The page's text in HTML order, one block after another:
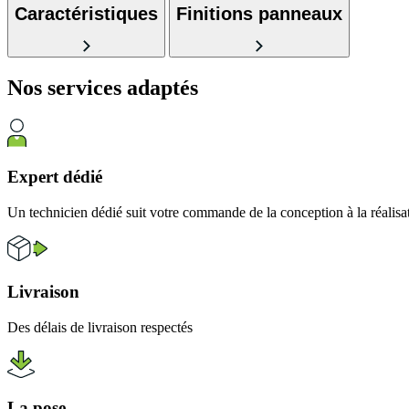
Caractéristiques Finitions panneaux
Nos services adaptés
Expert dédié
Un technicien dédié suit votre commande de la conception à la
Livraison
Des délais de livraison respectés